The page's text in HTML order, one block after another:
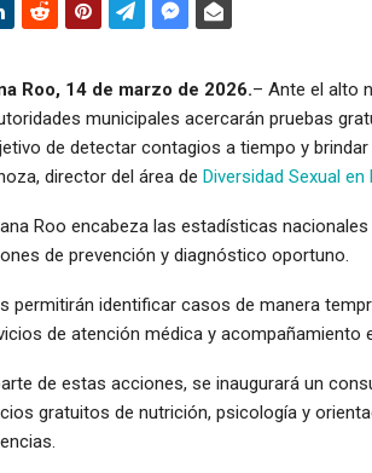
Roo, 14 de marzo de 2026.– Ante el alto
municipales acercarán pruebas
de detectar contagios a tiempo y
director del área de Diversidad Sexual en
Roo encabeza las estadísticas
de prevención y diagnóstico oportuno.
permitirán identificar casos de manera
de atención médica y acompañamiento
de estas acciones, se inaugurará un
gratuitos de nutrición, psicología y